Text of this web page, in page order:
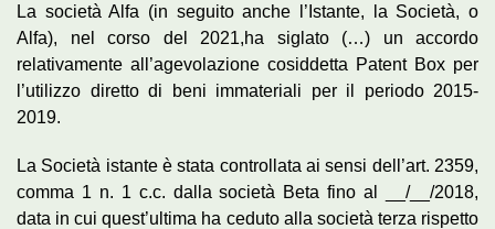
La società Alfa (in seguito anche l’Istante, la Società, o
Alfa), nel corso del 2021,ha siglato (…) un accordo
relativamente all’agevolazione cosiddetta Patent Box per
l’utilizzo diretto di beni immateriali per il periodo 2015-
2019.
La Società istante è stata controllata ai sensi dell’art. 2359,
comma 1 n. 1 c.c. dalla società Beta fino al __/__/2018,
data in cui quest’ultima ha ceduto alla società terza rispetto